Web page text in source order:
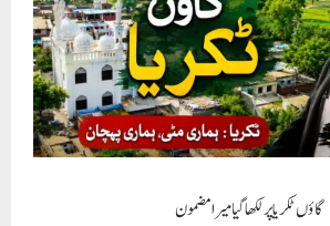
گاؤں ٹکریا پر لکھا گیا میرا مضمون